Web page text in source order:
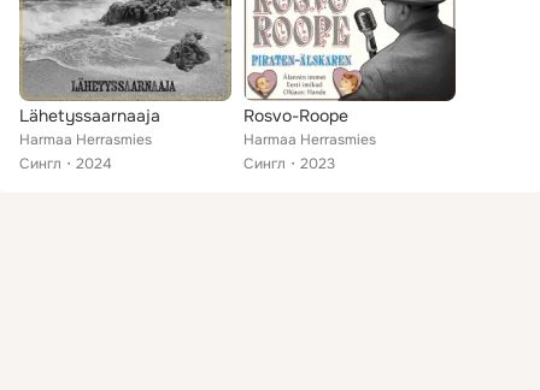
Lähetyssaarnaaja
Harmaa Herrasmies
Сингл
2024
Rosvo-Roope
Harmaa Herrasmies
Сингл
2023